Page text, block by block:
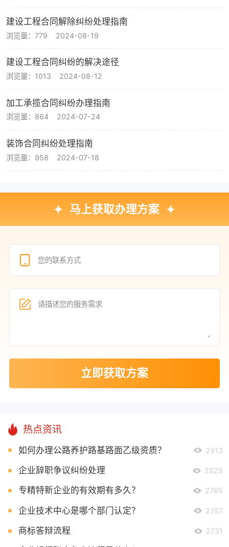
建设工程合同解除纠纷处理指南
浏览量：779 2024-08-19
建设工程合同纠纷的解决途径
浏览量：1013 2024-08-12
加工承揽合同纠纷办理指南
浏览量：864 2024-07-24
装饰合同纠纷处理指南
浏览量：958 2024-07-18
马上获取办理方案
立即获取方案
热点资讯
如何办理公路养护路基路面乙级资质？ 2913
企业辞职争议纠纷处理 2829
专精特新企业的有效期有多久？ 2765
企业技术中心是哪个部门认定？ 2757
商标答辩流程 2731